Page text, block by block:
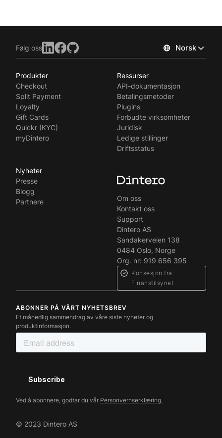
Følg oss Norsk
Produkter
Checkout
Split Payment
Loyalty
Gift Cards
Quickr (KYC)
myDintero
Ressurser
API-dokumentasjon
Betalingsmetoder
Plugins
Forbudte virksomheter
Juridisk
Ledige stillinger
Driftsstatus
Nyheter
Presse
Blogg
Partnere
Om oss
Kontakt oss
Support
Dintero AS
Sandakerveien 138
0484 Oslo, Norge
Org. nr: 919 656 395
Konsesjon fra
Finanstilsynet
ABONNER PÅ VÅRT NYHETSBREV
Et månedlig sammendrag av våre siste nyheter og
produktinformasjon.
Ved å abonnere, godtar du vår Personvernserklæring.
© 2023 Dintero AS